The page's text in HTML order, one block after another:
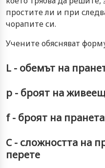
простите ли и при
чорапите си.
Учените обясняват
L - обемът на
p - броят на
f - броят на
C - сложността на
перете